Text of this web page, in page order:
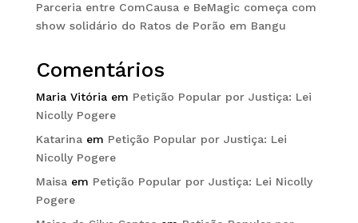
Parceria entre ComCausa e BeMagic começa com
show solidário do Ratos de Porão em Bangu
Comentários
Maria Vitóriaem Petição Popular por Justiça: Lei
Nicolly Pogere
Katarinaem Petição Popular por Justiça: Lei
Nicolly Pogere
Maisaem Petição Popular por Justiça: Lei Nicolly
Pogere